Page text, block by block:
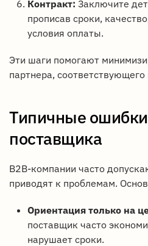
Контракт: Заключите
прописав сроки,
условия оплаты.
Эти шаги помогают
партнера,
Типичные
поставщика
B2B-компании часто
приводят к проблемам.
Ориентация только на
поставщик часто
нарушает сроки.